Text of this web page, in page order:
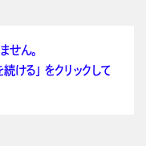
せん。
ける」 をクリックして